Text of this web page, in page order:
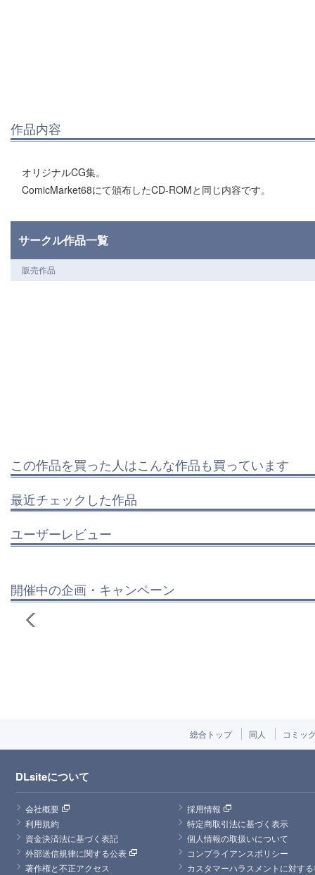
作品内容
オリジナルCG集。
ComicMarket68にて頒布したCD-ROMと同じ内容です。
サークル作品一覧
販売作品
この作品を買った人はこんな作品も買っています
最近チェックした作品
ユーザーレビュー
開催中の企画・キャンペーン
総合トップ 同人 コミッ
DLsiteについて
会社概要
採用情報
利用規約
特定商取引法に基づく表示
資金決済法に基づく表記
個人情報の取扱いについて
外部送信規律に関する公表
コンプライアンスポリシー
著作権と不正アクセス
カスタマーハラスメントに対す